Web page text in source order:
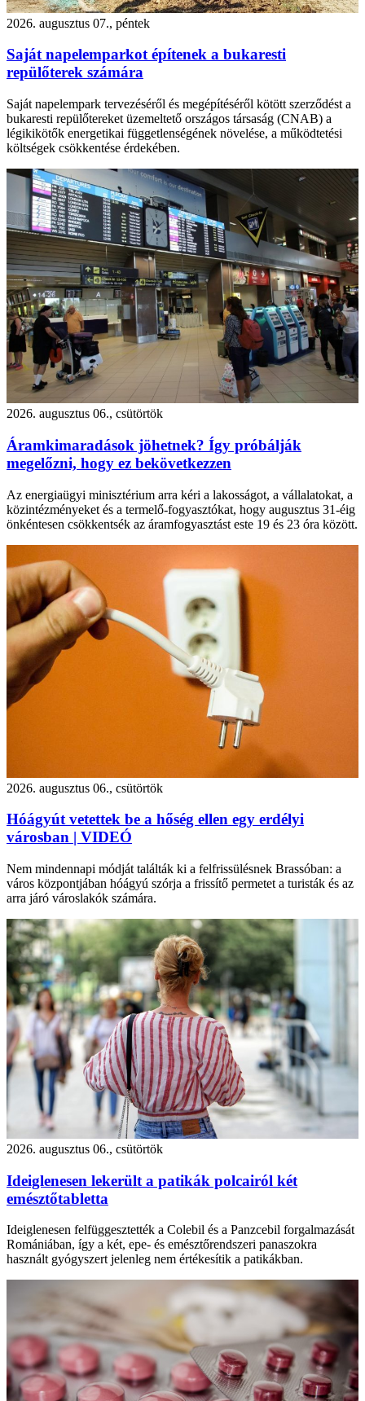
2026. augusztus 07., péntek
Saját napelemparkot építenek a bukaresti
repülőterek számára
Saját napelempark tervezéséről és megépítéséről kötött szerződést a
bukaresti repülőtereket üzemeltető országos társaság (CNAB) a
légikikötők energetikai függetlenségének növelése, a működtetési
költségek csökkentése érdekében.
2026. augusztus 06., csütörtök
Áramkimaradások jöhetnek? Így próbálják
megelőzni, hogy ez bekövetkezzen
Az energiaügyi minisztérium arra kéri a lakosságot, a vállalatokat, a
közintézményeket és a termelő-fogyasztókat, hogy augusztus 31-éig
önkéntesen csökkentsék az áramfogyasztást este 19 és 23 óra között.
2026. augusztus 06., csütörtök
Hóágyút vetettek be a hőség ellen egy erdélyi
városban | VIDEÓ
Nem mindennapi módját találták ki a felfrissülésnek Brassóban: a
város központjában hóágyú szórja a frissítő permetet a turisták és az
arra járó városlakók számára.
2026. augusztus 06., csütörtök
Ideiglenesen lekerült a patikák polcairól két
emésztőtabletta
Ideiglenesen felfüggesztették a Colebil és a Panzcebil forgalmazását
Romániában, így a két, epe- és emésztőrendszeri panaszokra
használt gyógyszert jelenleg nem értékesítik a patikákban.